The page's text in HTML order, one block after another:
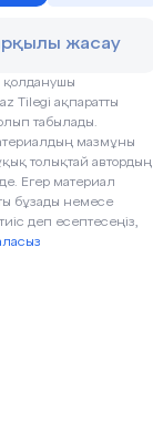
жасау
қолданушы
Tilegi ақпаратты
табылады.
мазмұны
толықтай автордың
Егер материал
бұзады немесе
деп есептесеңіз,